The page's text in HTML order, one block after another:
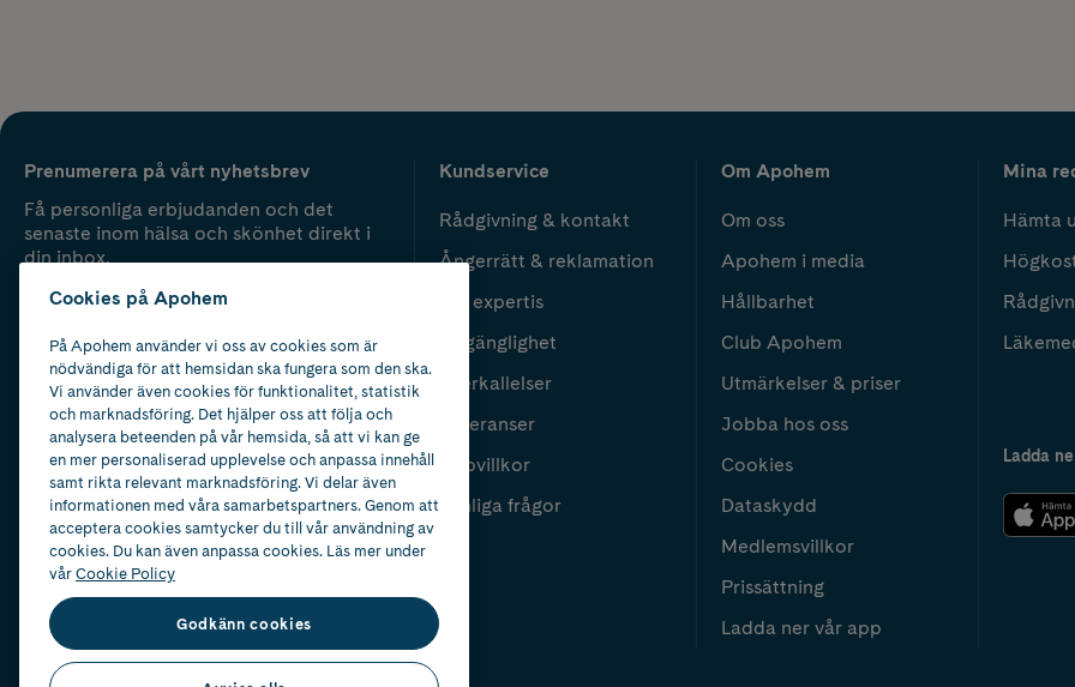
Prenumerera på vårt nyhetsbrev
Få personliga erbjudanden och det
senaste inom hälsa och skönhet direkt i
din inbox.
Kundservice
Rådgivning & kontakt
Ångerrätt & reklamation
Vår expertis
Tillgänglighet
Återkallelser
Leveranser
Köpvillkor
Vanliga frågor
Om Apohem
Om oss
Apohem i media
Hållbarhet
Club Apohem
Utmärkelser & priser
Jobba hos oss
Cookies
Dataskydd
Medlemsvillkor
Prissättning
Ladda ner vår app
Mina
Hämta
Ladda
Cookies på Apohem
På Apohem använder vi oss av cookies som är
nödvändiga för att hemsidan ska fungera som den ska.
Vi använder även cookies för funktionalitet, statistik
och marknadsföring. Det hjälper oss att följa och
analysera beteenden på vår hemsida, så att vi kan ge
en mer personaliserad upplevelse och anpassa innehåll
samt rikta relevant marknadsföring. Vi delar även
informationen med våra samarbetspartners. Genom att
acceptera cookies samtycker du till vår användning av
cookies. Du kan även anpassa cookies. Läs mer under
vårCookie Policy
Godkänn cookies